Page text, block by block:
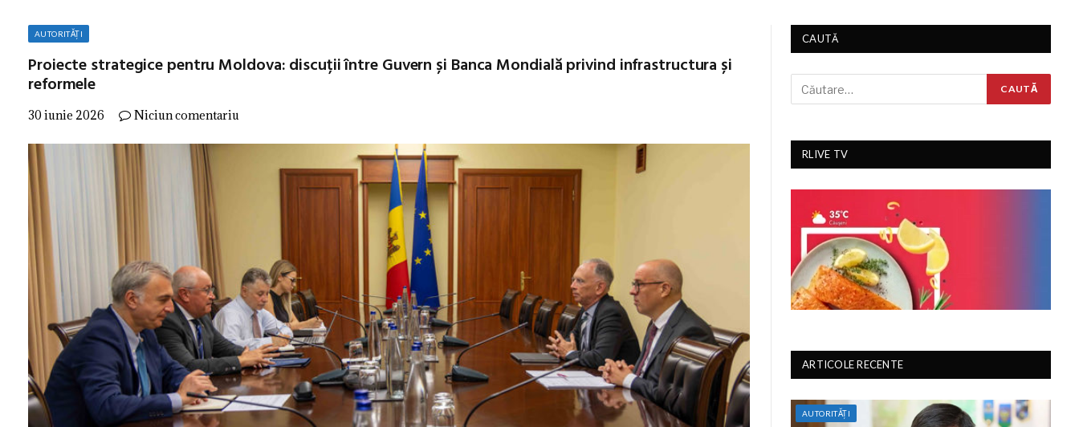
AUTORITĂȚI
Proiecte strategice pentru Moldova: discuții între Guvern și Banca Mondială privind infrastructura și
reformele
30 iunie 2026 Niciun comentariu
CAUTĂ
RLIVE TV
ARTICOLE RECENTE
AUTORITĂȚI